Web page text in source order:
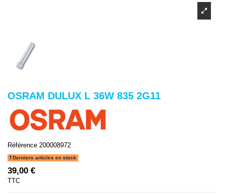
OSRAM DULUX L 36W 835 2G11
Référence 200008972
Derniers articles en stock
39,00 €
TTC